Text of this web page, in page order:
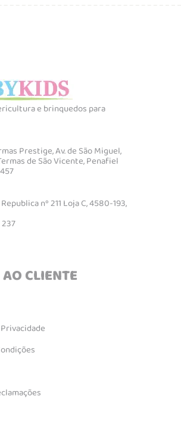
e brinquedos para
Prestige, Av. de São Miguel,
de São Vicente, Penafiel
nº 211 Loja C, 4580-193,
CLIENTE